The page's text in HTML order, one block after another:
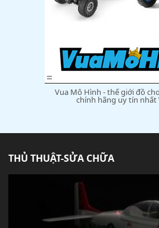
Vua Mô Hình - thế giới đồ
chính hãng uy tín nhất
THỦ THUẬT-SỬA CHỮA